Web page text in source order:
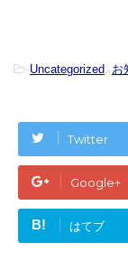
-Uncategorized, お
Twitter
Google+
B! はてブ